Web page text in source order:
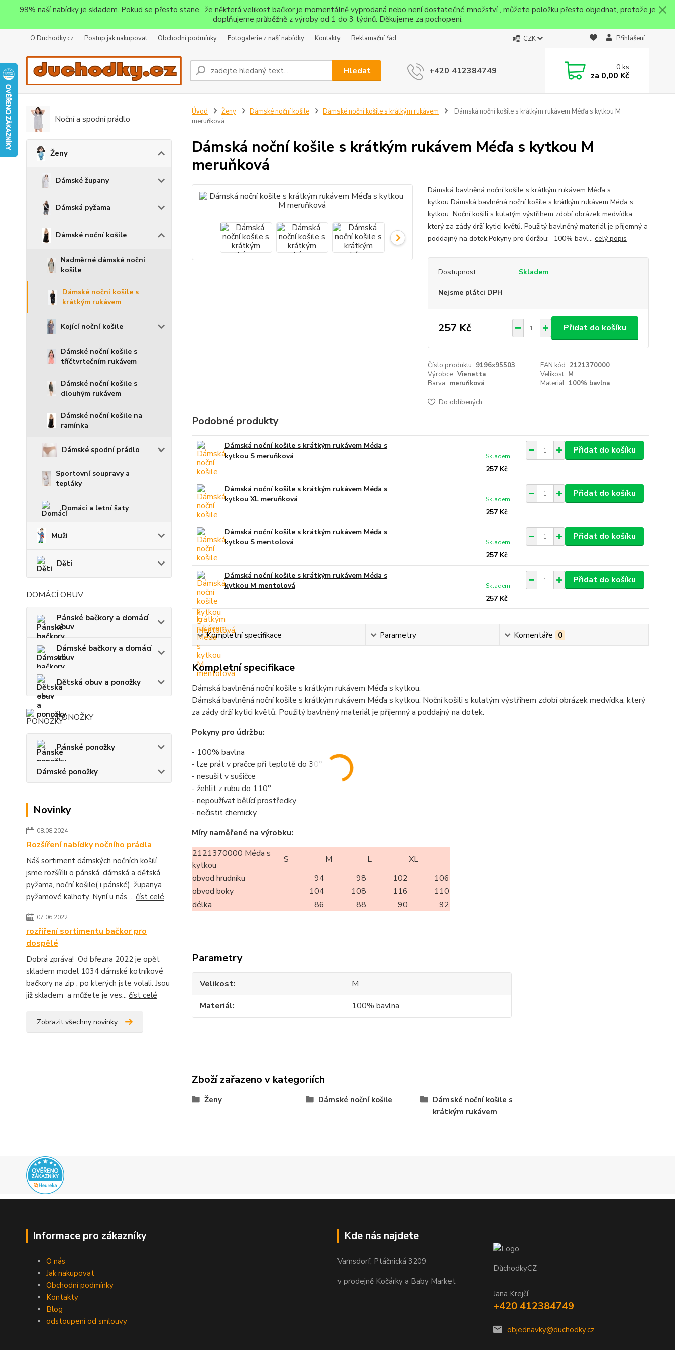
99% naší nabídky je skladem. Pokud se přesto stane , že některá velikost bačkor je momentálně vyprodaná nebo není dostatečné množství , můžete položku přesto objednat, protože je
doplňujeme průběžně z výroby od 1 do 3 týdnů. Děkujeme za pochopení.
O Duchodky.cz Postup jak nakupovat Obchodní podmínky Fotogalerie z naší nabídky Kontakty Reklamační řád CZK Přihlášení
Hledat +420 412384749 0ks
za 0,00 Kč
Noční a spodní prádlo
Ženy
Dámské župany
Dámská pyžama
Dámské noční košile
Nadměrné dámské noční
košile
Dámské noční košile s
krátkým rukávem
Kojící noční košile
Dámské noční košile s
tříčtvrtečním rukávem
Dámské noční košile s
dlouhým rukávem
Dámské noční košile na
ramínka
Dámské spodní prádlo
Sportovní soupravy a
tepláky
Domácí a letní šaty
Muži
Děti
DOMÁCÍ OBUV
Pánské bačkory a domácí
obuv
Dámské bačkory a domácí
obuv
Dětská obuv a ponožky
PONOŽKY
Pánské ponožky
Dámské ponožky
Novinky
08.08.2024
Rozšíření nabídky nočního prádla
Náš sortiment dámských nočních košilí
jsme rozšířili o pánská, dámská a dětská
pyžama, noční košile( i pánské), županya
pyžamové kalhoty. Nyní u nás ... číst celé
07.06.2022
rozříření sortimentu bačkor pro
dospělé
Dobrá zpráva! Od března 2022 je opět
skladem model 1034 dámské kotníkové
bačkory na zip , po kterých jste volali. Jsou
již skladem a můžete je ves... číst celé
Zobrazit všechny novinky
Úvod Ženy Dámské noční košile Dámské noční košile s krátkým rukávem
Dámská noční košile s krátkým rukávem Méďa s kytkou M
meruňková
Dámská noční košile s krátkým rukávem Méďa s kytkou M
meruňková
Dámská bavlněná noční košile s krátkým rukávem Méďa s
kytkou.Dámská bavlněná noční košile s krátkým rukávem Méďa s
kytkou. Noční košili s kulatým výstřihem zdobí obrázek medvídka,
který za zády drží kytici květů. Použitý bavlněný materiál je příjemný a
poddajný na dotek.Pokyny pro údržbu:- 100% bavl... celý popis
Dostupnost Skladem
Nejsme plátci DPH
257 Kč Přidat do košíku
Číslo produktu: 9196x95503 EAN kód: 2121370000
Výrobce: Vienetta Velikost: M
Barva: meruňková Materiál: 100% bavlna
Do oblíbených
Podobné produkty
Dámská noční košile s krátkým rukávem Méďa s
kytkou S meruňková
257 Kč
Skladem
Přidat do košíku
Dámská noční košile s krátkým rukávem Méďa s
kytkou XL meruňková
257 Kč
Skladem
Přidat do košíku
Dámská noční košile s krátkým rukávem Méďa s
kytkou S mentolová
257 Kč
Skladem
Přidat do košíku
Dámská noční košile s krátkým rukávem Méďa s
kytkou M mentolová
257 Kč
Skladem
Přidat do košíku
Kompletní specifikace Parametry Komentáře 0
Kompletní specifikace
Dámská bavlněná noční košile s krátkým rukávem Méďa s kytkou.
Dámská bavlněná noční košile s krátkým rukávem Méďa s kytkou. Noční košili s kulatým výstřihem zdobí obrázek medvídka, který
za zády drží kytici květů. Použitý bavlněný materiál je příjemný a poddajný na dotek.
Pokyny pro údržbu:
- 100% bavlna
- lze prát v pračce při teplotě do 30°
- nesušit v sušičce
- žehlit z rubu do 110°
- nepoužívat bělící prostředky
- nečistit chemicky
Míry naměřené na výrobku:
2121370000 Méďa s
kytkou
S M L
XL
obvod hrudníku
94 98 102
106
obvod boky
104 108 116
110
délka
86 88 90 92
Parametry
Velikost
M
Materiál
100% bavlna
Zboží zařazeno v kategoriích
Ženy Dámské noční košile
Dámské noční košile s
krátkým rukávem
Informace pro zákazníky
O nás
Jak nakupovat
Obchodní podmínky
Kontakty
Blog
odstoupení od smlouvy
Kde nás najdete
Varnsdorf, Ptáčnická 3209
v prodejně Kočárky a Baby Market
DůchodkyCZ
Jana Krejčí
+420 412384749
objednavky@duchodky.cz